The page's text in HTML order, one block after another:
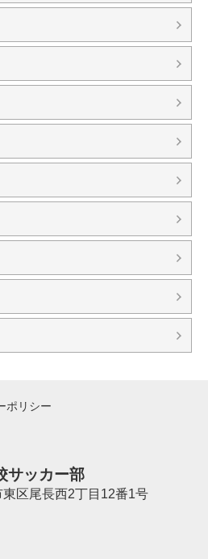
ポリシー
サッカー部
区尾長西2丁目12番1号